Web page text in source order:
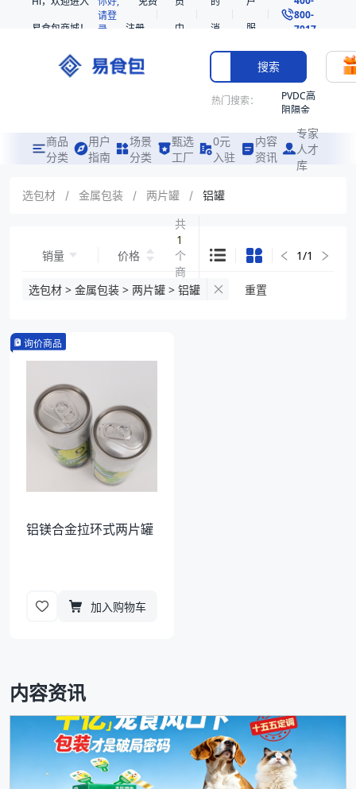
易食包商城！
请登
录
注册
中
消
息
服
务
800-
7017
搜索
热门搜索：
PVDC高
阻隔金
共挤热
收缩袋
221360
商品
分类
用户
指南
场景
分类
甄选
工厂
0元
入驻
内容
资讯
专家
人才
库
选包材 / 金属包装 / 两片罐 / 铝罐
销量 价格
共
1
个
商
品
1/1
选包材 > 金属包装 > 两片罐 > 铝罐 重置
询价商品
铝镁合金拉环式两片罐
加入购物车
内容资讯